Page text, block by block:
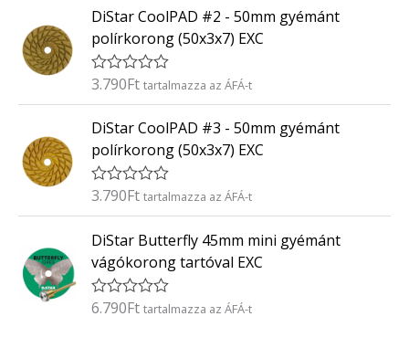
/
5
é
e
l
é
s
:
/
5
DiStar CoolPAD #2 - 50mm gyémánt
polírkorong (50x3x7) EXC
É
é
e
l
s
:
/
5
3.790Ft tartalmazza az ÁFÁ-t
DiStar CoolPAD #3 - 50mm gyémánt
polírkorong (50x3x7) EXC
É
é
e
l
é
s
3.790Ft tartalmazza az ÁFÁ-t
DiStar Butterfly 45mm mini gyémánt
vágókorong tartóval EXC
É
6.790Ft tartalmazza az ÁFÁ-t